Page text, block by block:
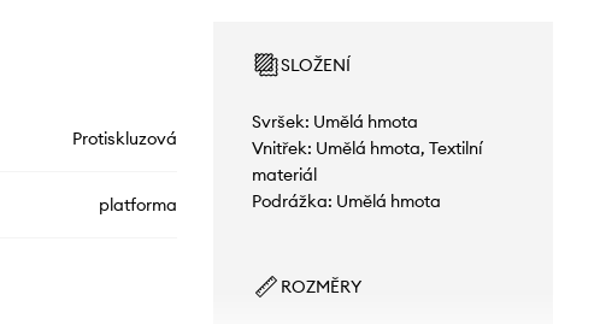
Protiskluzová
platforma
SLOŽENÍ
Svršek: Umělá hmota
Vnitřek: Umělá hmota, Textilní
materiál
Podrážka: Umělá hmota
ROZMĚRY